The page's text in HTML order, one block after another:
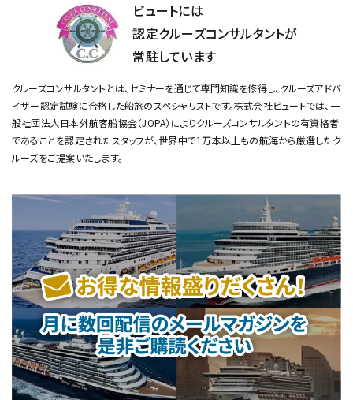
ビュートには
認定クルーズコンサルタントが
常駐しています
クルーズコンサルタントとは、セミナーを通じて専門知識を修得し、クルーズアドバ
イザー認定試験に合格した船旅のスペシャリストです。株式会社ビュートでは、一
般社団法人日本外航客船協会（JOPA）によりクルーズコンサルタントの有資格者
であることを認定されたスタッフが、世界中で1万本以上もの航海から厳選したク
ルーズをご提案いたします。